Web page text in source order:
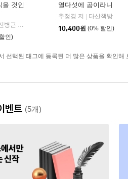
을 것인
인)
열다섯에 곰이라니
추정경 저 | 다산책방
10,400원 (0% 할인)
선택된 태그에 등록된 더 많은 상품을 확인해
벤트 (5개)